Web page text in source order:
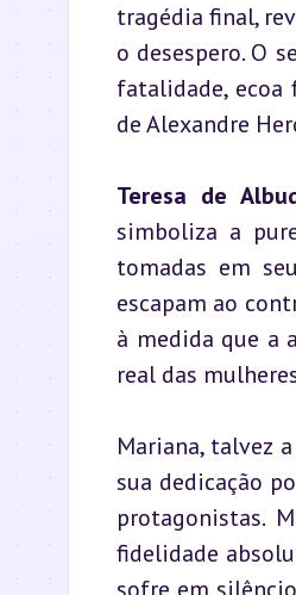
tragédia final,
o desespero. O
fatalidade, ecoa
de Alexandre
Teresa de
simboliza a
tomadas em
escapam ao
à medida que a
real das
Mariana, talvez
sua dedicação
protagonistas.
fidelidade